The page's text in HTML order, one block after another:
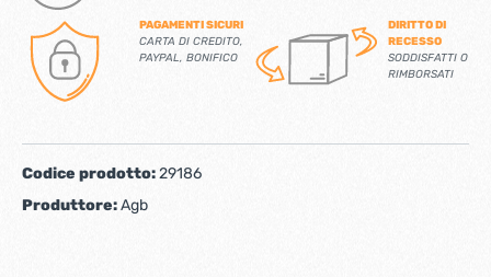
PAGAMENTI SICURI
CARTA DI CREDITO,
PAYPAL, BONIFICO
DIRITTO DI
RECESSO
SODDISFATTI O
RIMBORSATI
Codice prodotto:29186
Produttore:Agb